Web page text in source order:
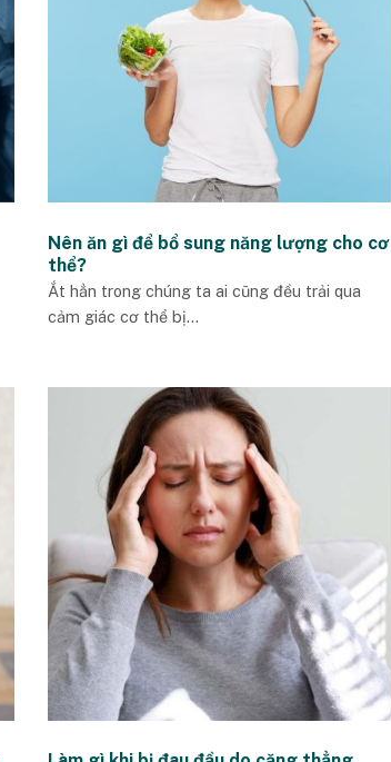
Nên ăn gì để bổ sung năng lượng cho cơ
thể?
Ắt hẳn trong chúng ta ai cũng đều trải qua
cảm giác cơ thể bị...